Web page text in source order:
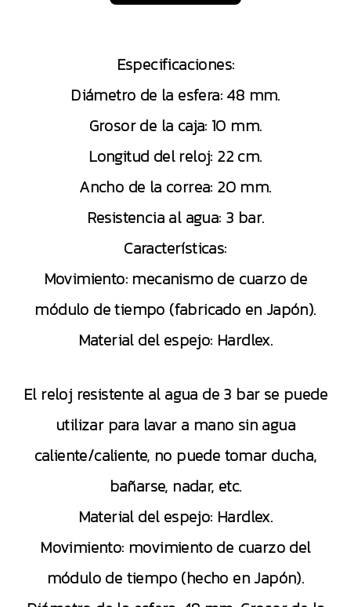
Especificaciones:
Diámetro de la esfera: 48 mm.
Grosor de la caja: 10 mm.
Longitud del reloj: 22 cm.
Ancho de la correa: 20 mm.
Resistencia al agua: 3 bar.
Características:
Movimiento: mecanismo de cuarzo de
módulo de tiempo (fabricado en Japón).
Material del espejo: Hardlex.
El reloj resistente al agua de 3 bar se puede
utilizar para lavar a mano sin agua
caliente/caliente, no puede tomar ducha,
bañarse, nadar, etc.
Material del espejo: Hardlex.
Movimiento: movimiento de cuarzo del
módulo de tiempo (hecho en Japón).